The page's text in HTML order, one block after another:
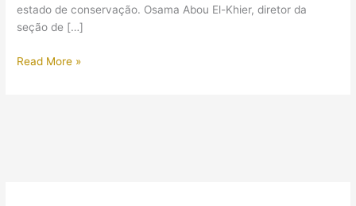
estado de conservação. Osama Abou El-Khier, diretor da
seção de […]
Restauradores
Read More »